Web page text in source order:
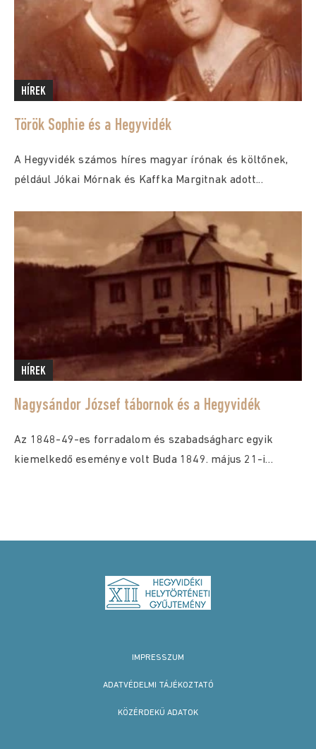
HÍREK
Török Sophie és a Hegyvidék
A Hegyvidék számos híres magyar írónak és költőnek,
például Jókai Mórnak és Kaffka Margitnak adott...
HÍREK
Nagysándor József tábornok és a Hegyvidék
Az 1848-49-es forradalom és szabadságharc egyik
kiemelkedő eseménye volt Buda 1849. május 21-i
IMPRESSZUM
ADATVÉDELMI TÁJÉKOZTATÓ
KÖZÉRDEKŰ ADATOK